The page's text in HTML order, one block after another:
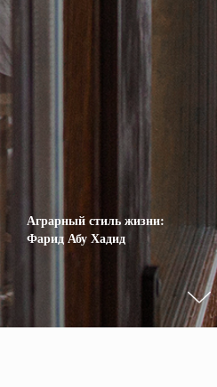
Аграрный стиль жизни:
Фарид Абу Хадид